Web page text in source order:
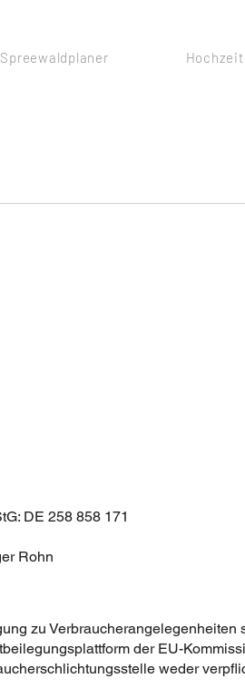
Spreewaldplaner
DE 258 858 171
Rohn
zu Verbraucherangelegenheiten
der EU-
weder